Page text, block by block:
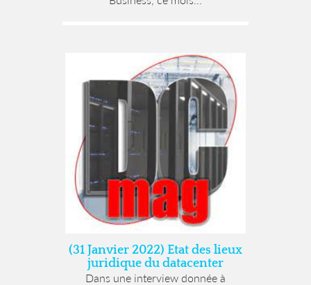
(31 Janvier 2022) Etat des lieux
juridique du datacenter
Dans une interview donnée à